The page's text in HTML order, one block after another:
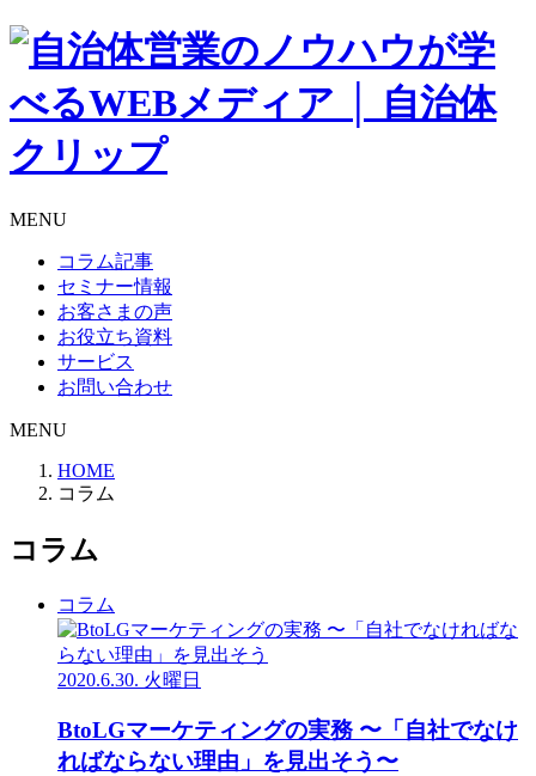
MENU
コラム記事
セミナー情報
お客さまの声
お役立ち資料
サービス
お問い合わせ
MENU
HOME
コラム
コラム
コラム
2020.6.30. 火曜日
BtoLGマーケティングの実務 〜「自社でなけ
ればならない理由」を見出そう〜